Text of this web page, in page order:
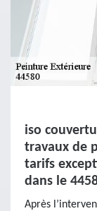
iso
travaux de
tarifs
dans le
Après